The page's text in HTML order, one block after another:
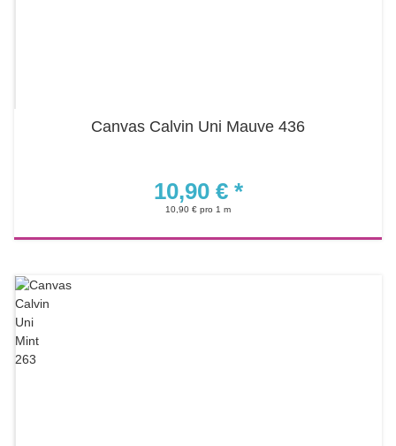
Canvas Calvin Uni Mauve 436
10,90 € *
10,90 € pro 1 m